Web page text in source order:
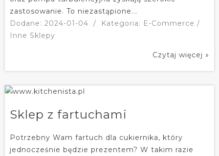
zastosowanie. To niezastąpione...
Dodane: 2024-01-04
/
Kategoria: E-Commerce /
Inne Sklepy
Czytaj więcej »
Sklep z fartuchami
Potrzebny Wam fartuch dla cukiernika, który
jednocześnie będzie prezentem? W takim razie